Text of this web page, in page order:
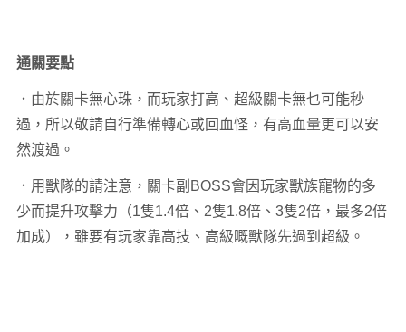
通關要點
．由於關卡無心珠，而玩家打高、超級關卡無乜可能秒
過，所以敬請自行準備轉心或回血怪，有高血量更可以安
然渡過。
．用獸隊的請注意，關卡副BOSS會因玩家獸族寵物的多
少而提升攻擊力（1隻1.4倍、2隻1.8倍、3隻2倍，最多2倍
加成），雖要有玩家靠高技、高級嘅獸隊先過到超級。